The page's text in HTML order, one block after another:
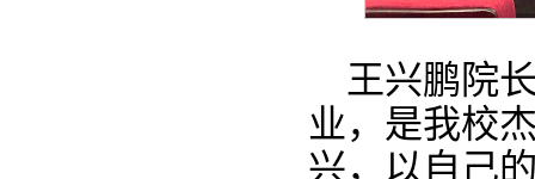
王兴鹏院
业，是我校
兴，以自己